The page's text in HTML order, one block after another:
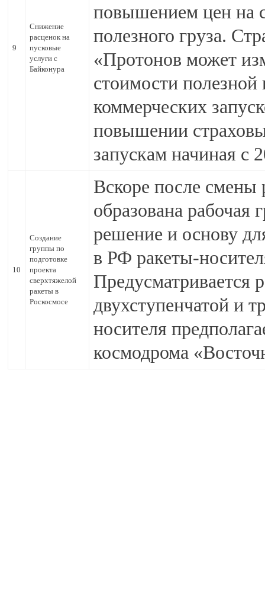
9
Снижение
расценок на
пусковые
услуги с
Байконура
повышением цен на
полезного груза.
«Протонов может
стоимости
коммерческих
повышении
запускам начиная с
10
Создание
группы по
подготовке
проекта
сверхтяжелой
ракеты в
Роскосмосе
Вскоре после смены
образована рабочая
решение и основу
в РФ ракеты-
Предусматривается
двухступенчатой и
носителя
космодрома